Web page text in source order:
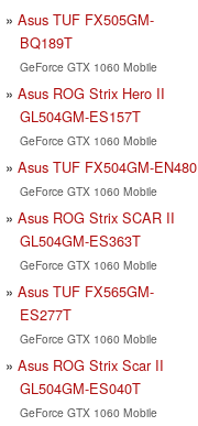
Asus TUF FX505GM-
BQ189T
GeForce GTX 1060 Mobile
Asus ROG Strix Hero II
GL504GM-ES157T
GeForce GTX 1060 Mobile
Asus TUF FX504GM-EN480
GeForce GTX 1060 Mobile
Asus ROG Strix SCAR II
GL504GM-ES363T
GeForce GTX 1060 Mobile
Asus TUF FX565GM-
ES277T
GeForce GTX 1060 Mobile
Asus ROG Strix Scar II
GL504GM-ES040T
GeForce GTX 1060 Mobile